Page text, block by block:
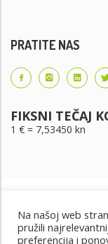
PRATITE NAS
FIKSNI TEČAJ
1 € = 7,53450 kn
Na našoj web
pružili
preferencija i